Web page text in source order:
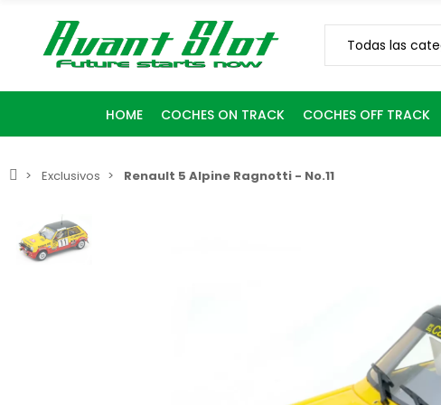
HOME COCHES ON TRACK COCHES OFF TRACK
Exclusivos Renault 5 Alpine Ragnotti - No.11